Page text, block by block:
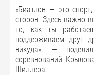
«Биатлон — это
сторон. Здесь важно
то, как ты
поддерживаем друг
никуда», —
соревнований
Шиллера.